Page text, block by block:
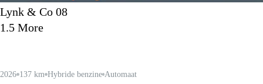
Lynk & Co 08
1.5 More
2026 137 km Hybride benzine Automaat